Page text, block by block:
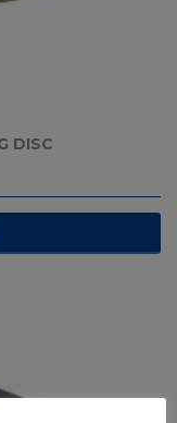
DISC